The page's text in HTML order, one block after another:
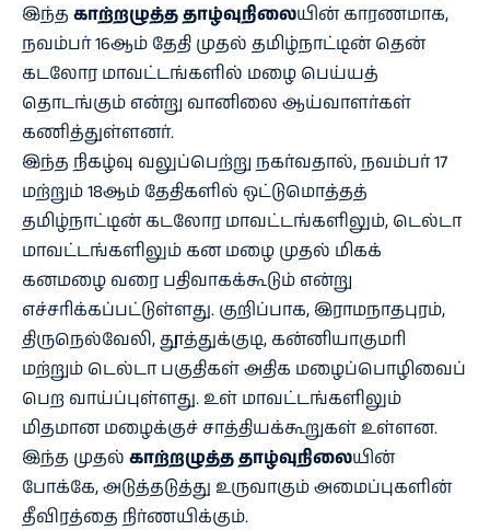
இந்த காற்றழுத்த தாழ்வுநிலையின் காரணமாக,
நவம்பர் 16ஆம் தேதி முதல் தமிழ்நாட்டின் தென்
கடலோர மாவட்டங்களில் மழை பெய்யத்
தொடங்கும் என்று வானிலை ஆய்வாளர்கள்
கணித்துள்ளனர்.
இந்த நிகழ்வு வலுப்பெற்று நகர்வதால், நவம்பர் 17
மற்றும் 18ஆம் தேதிகளில் ஒட்டுமொத்தத்
தமிழ்நாட்டின் கடலோர மாவட்டங்களிலும், டெல்டா
மாவட்டங்களிலும் கன மழை முதல் மிகக்
கனமழை வரை பதிவாகக்கூடும் என்று
எச்சரிக்கப்பட்டுள்ளது. குறிப்பாக, இராமநாதபுரம்,
திருநெல்வேலி, தூத்துக்குடி, கன்னியாகுமரி
மற்றும் டெல்டா பகுதிகள் அதிக மழைப்பொழிவைப்
பெற வாய்ப்புள்ளது. உள் மாவட்டங்களிலும்
மிதமான மழைக்குச் சாத்தியக்கூறுகள் உள்ளன.
இந்த முதல் காற்றழுத்த தாழ்வுநிலையின்
போக்கே, அடுத்தடுத்து உருவாகும் அமைப்புகளின்
தீவிரத்தை நிர்ணயிக்கும்.